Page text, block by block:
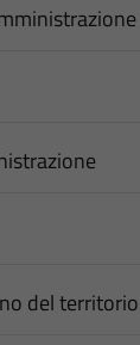
del territorio